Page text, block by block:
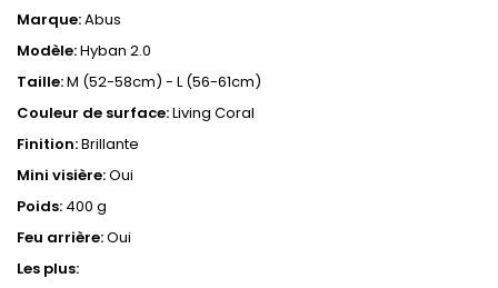
Marque:Abus
Modèle:Hyban 2.0
Taille:M (52-58cm) - L (56-61cm)
Couleur de surface:Living Coral
Finition:Brillante
Mini visière:Oui
Poids: 400 g
Feu arrière:Oui
Les plus: